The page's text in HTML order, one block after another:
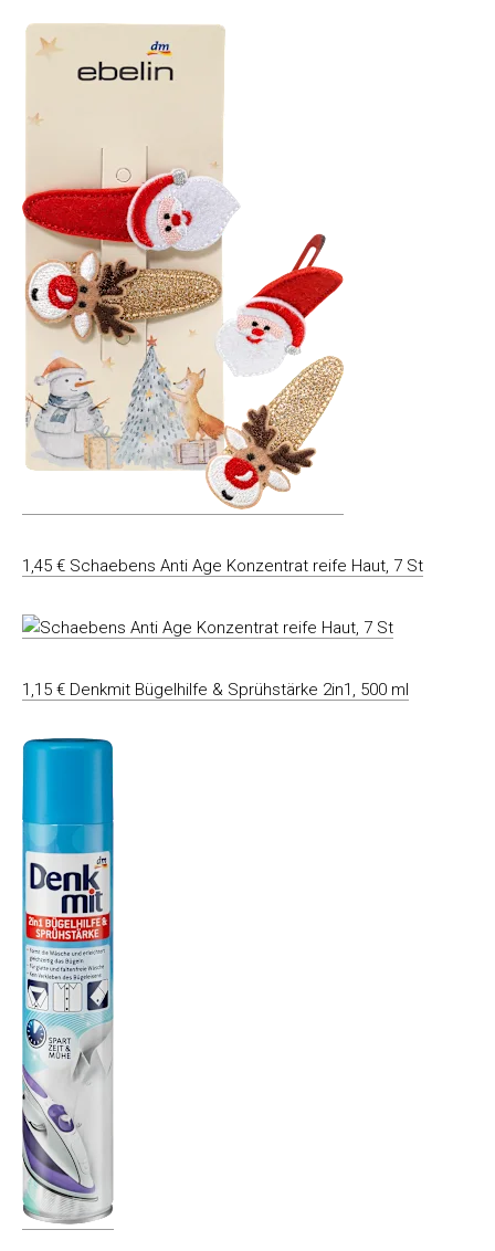
1,45 € Schaebens Anti Age Konzentrat reife Haut, 7 St
1,15 € Denkmit Bügelhilfe & Sprühstärke 2in1, 500 ml